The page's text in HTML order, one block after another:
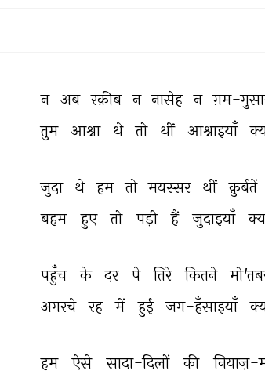
न अब रक़ीब न नासेह न ग़म-
तुम आश्ना थे तो थीं आश्नाइयाँ
जुदा थे हम तो मयस्सर थीं क़ुर्बतें
बहम
हुए तो पड़ी हैं जुदाइयाँ
पहुँच के दर पे तिरे कितने
अगरचे
रह में हुईं जग-हँसाइयाँ
हम ऐसे सादा-दिलों की नियाज़-